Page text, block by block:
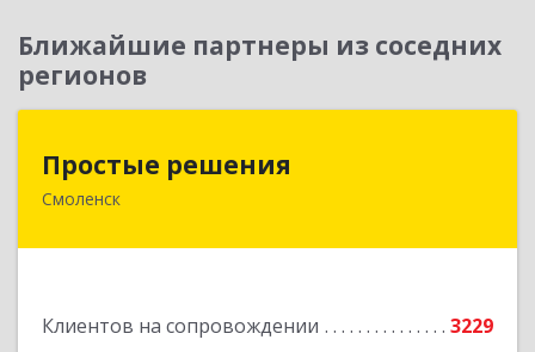
Ближайшие партнеры из соседних
регионов
Простые решения
Смоленск
Клиентов на сопровождении
3229
214015, Смоленская обл, Смоленск г, Большая